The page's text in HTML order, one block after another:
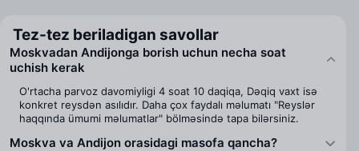
Tez-tez beriladigan savollar
Moskvadan Andijonga borish uchun necha soat
uchish kerak
O'rtacha parvoz davomiyligi 4 soat 10 daqiqa, Dəqiq vaxt isə
konkret reysdən asılıdır. Daha çox faydalı məlumatı "Reyslər
haqqında ümumi məlumatlar" bölməsində tapa bilərsiniz.
Moskva va Andijon orasidagi masofa qancha?